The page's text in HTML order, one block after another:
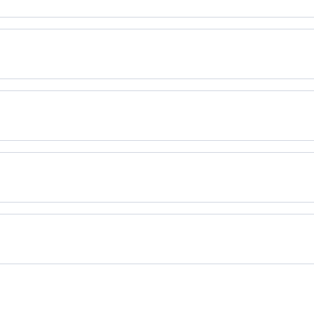
gazowana. Pasteryzowana. Najlepiej smakuje
SOK Z JABŁKA (17%), SOK Z TRUSKAWKI (6%), SOK Z